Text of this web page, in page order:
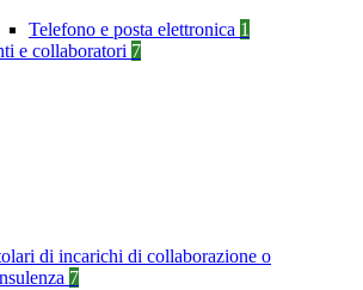
Telefono e posta elettronica 1
e collaboratori 7
di incarichi di collaborazione o
7